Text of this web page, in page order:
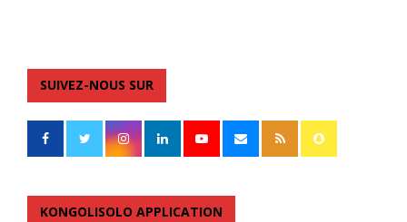
SUIVEZ-NOUS SUR
KONGOLISOLO APPLICATION